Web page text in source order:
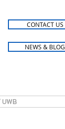
CONTACT US
NEWS & BLOG